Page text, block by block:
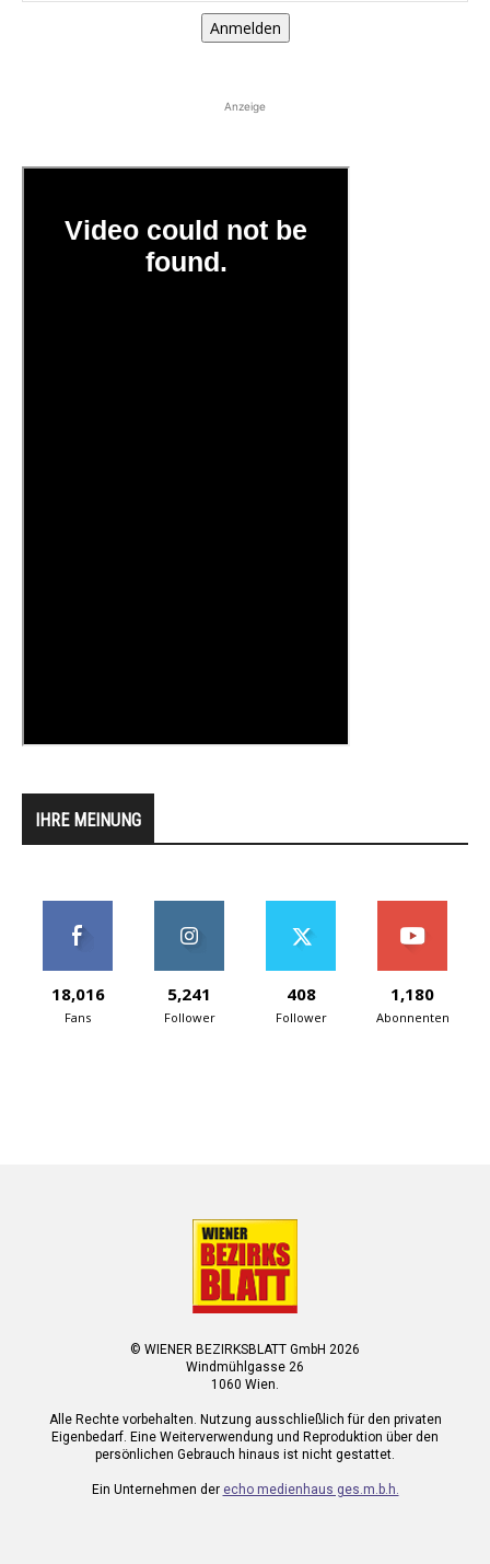
Anmelden
Anzeige
IHRE MEINUNG
18,016
Fans
5,241
Follower
408
Follower
1,180
Abonnenten
© WIENER BEZIRKSBLATT GmbH 2026
Windmühlgasse 26
1060 Wien.
Alle Rechte vorbehalten. Nutzung ausschließlich für den privaten
Eigenbedarf. Eine Weiterverwendung und Reproduktion über den
persönlichen Gebrauch hinaus ist nicht gestattet.
Ein Unternehmen der echo medienhaus ges.m.b.h.